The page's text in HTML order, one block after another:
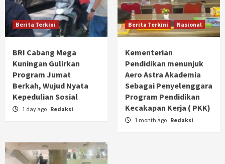
Berita Terkini
BRI Cabang Mega
Kuningan Gulirkan
Program Jumat
Berkah, Wujud Nyata
Kepedulian Sosial
1 day ago Redaksi
Berita Terkini Nasional
Kementerian
Pendidikan menunjuk
Aero Astra Akademia
Sebagai Penyelenggara
Program Pendidikan
Kecakapan Kerja ( PKK)
1 month ago Redaksi